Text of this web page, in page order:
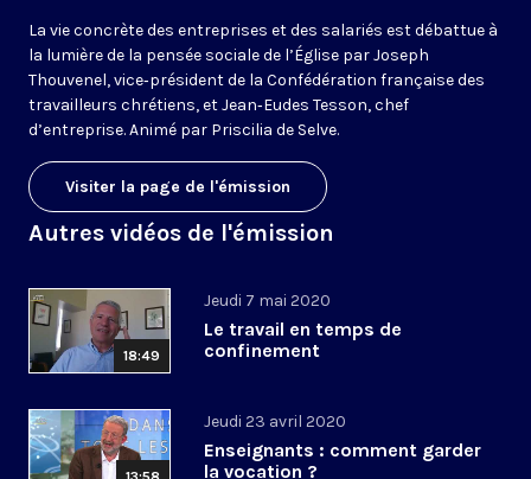
La vie concrète des entreprises et des salariés est débattue à
la lumière de la pensée sociale de l’Église par Joseph
Thouvenel, vice‑président de la Confédération française des
travailleurs chrétiens, et Jean‑Eudes Tesson, chef
d’entreprise. Animé par Priscilia de Selve.
Visiter la page de l'émission
Autres vidéos de l'émission
18:49
Jeudi 7 mai 2020
Le travail en temps de
confinement
Jeudi 23 avril 2020
Enseignants : comment garder
la vocation ?